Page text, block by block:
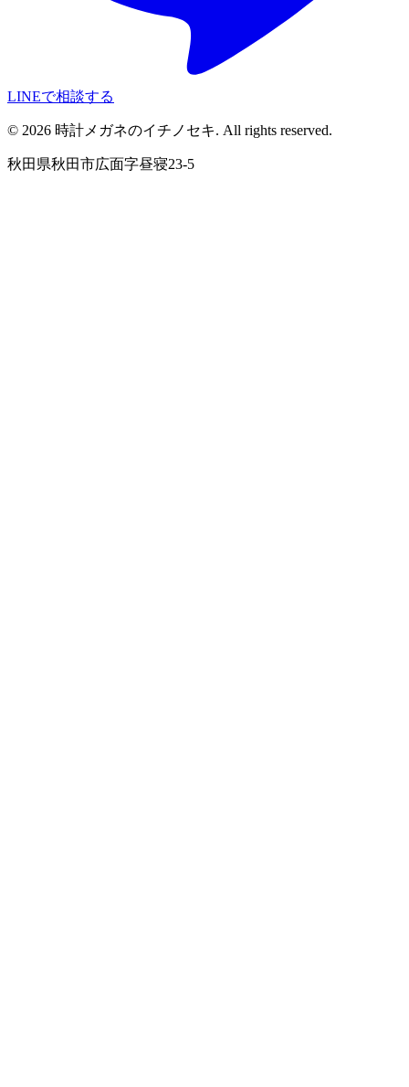
LINEで相談する
© 2026 時計メガネのイチノセキ. All rights reserved.
秋田県秋田市広面字昼寝23-5